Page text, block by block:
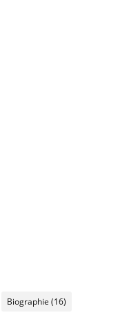
Biographie (16)